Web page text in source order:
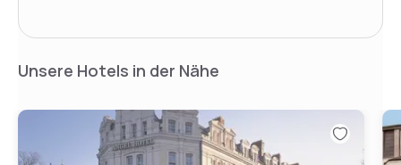
Unsere Hotels in der Nähe